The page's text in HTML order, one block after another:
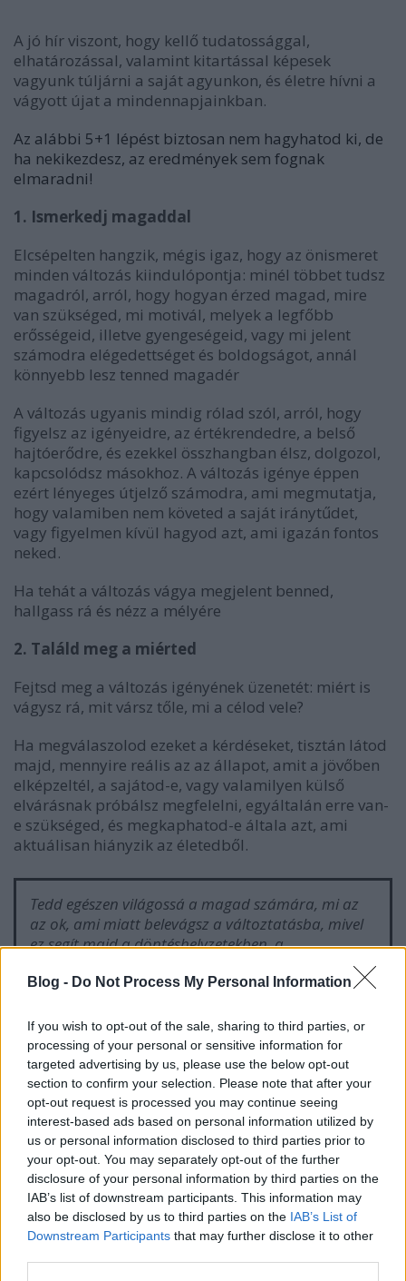
Blog - Do Not Process My Personal Information
If you wish to opt-out of the sale, sharing to third parties, or
processing of your personal or sensitive information for
targeted advertising by us, please use the below opt-out
section to confirm your selection. Please note that after your
opt-out request is processed you may continue seeing
interest-based ads based on personal information utilized by
us or personal information disclosed to third parties prior to
your opt-out. You may separately opt-out of the further
disclosure of your personal information by third parties on the
IAB’s list of downstream participants. This information may
also be disclosed by us to third parties on the IAB’s List of
Downstream Participants that may further disclose it to other
A jó hír viszont, hogy kellő tudatossággal,
elhatározással, valamint kitartással képesek
vagyunk túljárni a saját agyunkon, és életre hívni a
vágyott újat a mindennapjainkban.
Az alábbi 5+1 lépést biztosan nem hagyhatod ki, de
ha nekikezdesz, az eredmények sem fognak
elmaradni!
1. Ismerkedj magaddal
Elcsépelten hangzik, mégis igaz, hogy az önismeret
minden változás kiindulópontja: minél többet tudsz
magadról, arról, hogy hogyan érzed magad, mire
van szükséged, mi motivál, melyek a legfőbb
erősségeid, illetve gyengeségeid, vagy mi jelent
számodra elégedettséget és boldogságot, annál
könnyebb lesz tenned magadér
A változás ugyanis mindig rólad szól, arról, hogy
figyelsz az igényeidre, az értékrendedre, a belső
hajtóerődre, és ezekkel összhangban élsz, dolgozol,
kapcsolódsz másokhoz. A változás igénye éppen
ezért lényeges útjelző számodra, ami megmutatja,
hogy valamiben nem követed a saját iránytűdet,
vagy figyelmen kívül hagyod azt, ami igazán fontos
neked.
Ha tehát a változás vágya megjelent benned,
hallgass rá és nézz a mélyére
2. Találd meg a miérted
Fejtsd meg a változás igényének üzenetét: miért is
vágysz rá, mit vársz tőle, mi a célod vele?
Ha megválaszolod ezeket a kérdéseket, tisztán látod
majd, mennyire reális az az állapot, amit a jövőben
elképzeltél, a sajátod-e, vagy valamilyen külső
elvárásnak próbálsz megfelelni, egyáltalán erre van-
e szükséged, és megkaphatod-e általa azt, ami
aktuálisan hiányzik az életedből.
Tedd egészen világossá a magad számára, mi az
az ok, ami miatt belevágsz a változtatásba, mivel
ez segít majd a döntéshelyzetekben, a
csökkenő lelkesedés idején. Ehhez nyúlhatsz vissza
rövid időre letérsz a tervezett utadról.
3. Tisztázd, mire van ráhatásod
Amikor már tudod, mit szeretnél, sziklaszilárd a
motivációd is, és magaddal is őszintén
elbeszélgettél, hogy lásd, honnan indulsz, mire
támaszkodhatsz, vagy épp mi jelenthet kihívást
számodra a folyamatban, eljött az akcióterv
összeállításának ideje.
Hogy miért van erre szükség? Mert a megvalósítás